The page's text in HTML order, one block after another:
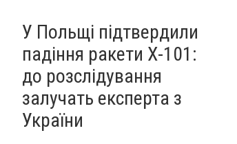
У Польщі підтвердили
падіння ракети Х-101:
до розслідування
залучать експерта з
України